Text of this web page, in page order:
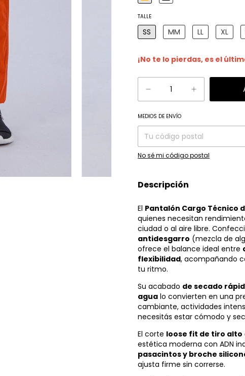
TALLE
SS MM LL XL
¡No te lo pierdas, es el
Entregas para el CP:
MEDIOS DE ENVÍO
No sé mi código postal
Descripción
El Pantalón Cargo Técnico
quienes necesitan
ciudad o al aire libre.
antidesgarro (mezcla de
ofrece el balance ideal entre
flexibilidad, acompañando
tu ritmo.
Su acabado de secado
agua lo convierten en una
cambiante, actividades
necesitás estar cómodo y
El corte loose fit de tiro alto
estética moderna con ADN
pasacintos y broche
ajusta firme sin correrse.